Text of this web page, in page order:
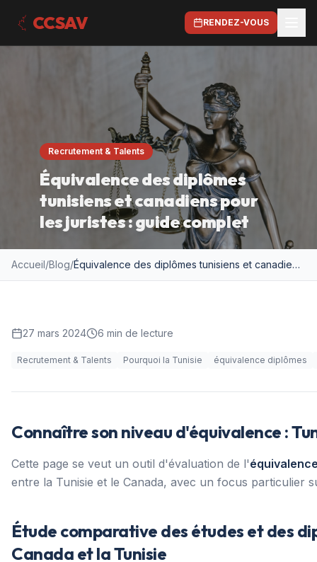
CCSAV RENDEZ-VOUS
Recrutement & Talents
Équivalence des diplômes
tunisiens et canadiens pour
les juristes : guide complet
Accueil/Blog/ Équivalence des diplômes tunisiens et canadiens pour les juristes : guide complet
27 mars 2024 6 min de lecture
Recrutement & Talents Pourquoi la Tunisie équivalence diplômes
Connaître son niveau d'équivalence :
Cette page se veut un outil d'évaluation de l'
entre la Tunisie et le Canada, avec un focus particulier
Étude comparative des études et des
Canada et la Tunisie